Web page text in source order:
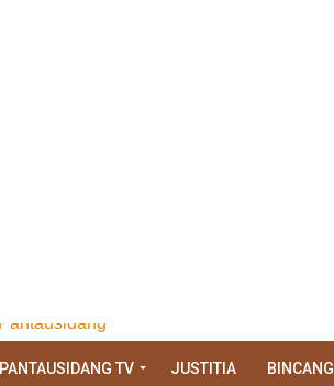
PANTAUSIDANG TV JUSTITIA BINCANG